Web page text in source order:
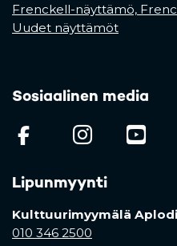
Frenckell-näyttämö,
Uudet näyttämöt
Sosiaalinen media
(opens in
Lipunmyynti
Kulttuurimyymälä
010 346 2500